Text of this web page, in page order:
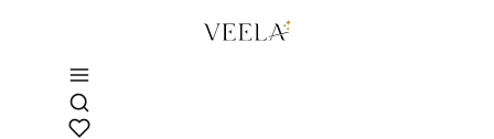
Otwórz wyszukiwarkę